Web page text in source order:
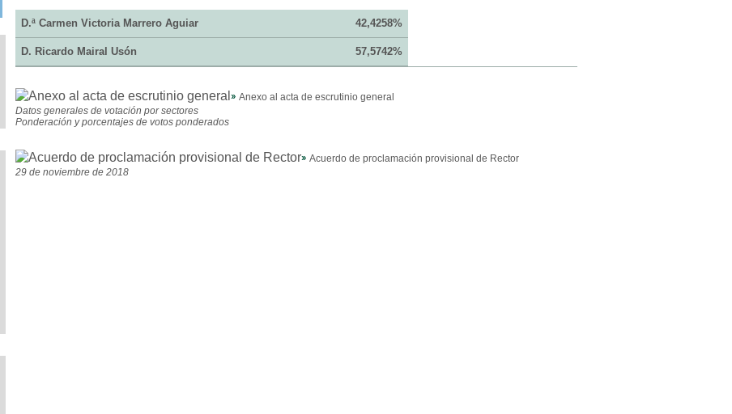
D.ª Carmen Victoria Marrero Aguiar 42,4258%
D. Ricardo Mairal Usón 57,5742%
Anexo al acta de escrutinio general
Datos generales de votación por sectores
Ponderación y porcentajes de votos ponderados
Acuerdo de proclamación provisional de Rector
29 de noviembre de 2018